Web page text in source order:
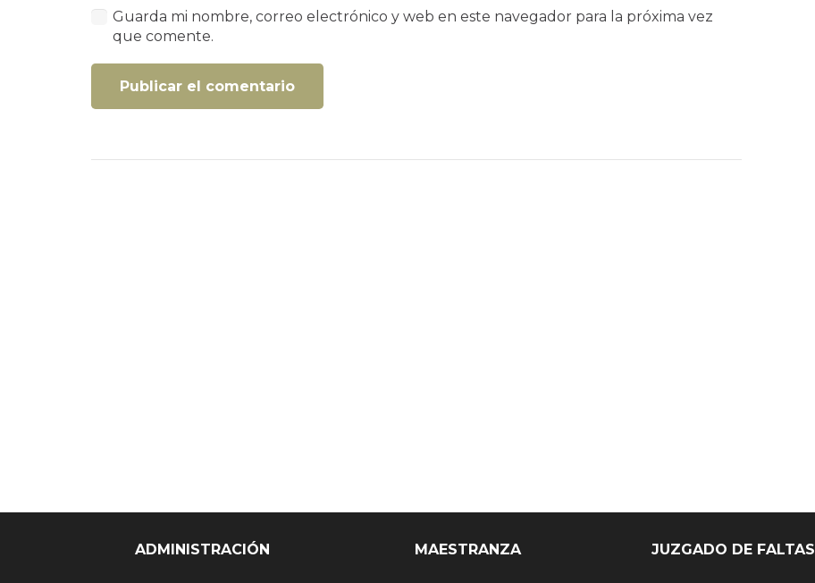
Guarda mi nombre, correo electrónico y web en este navegador para la próxima vez
que comente.
Publicar el comentario
ADMINISTRACIÓN MAESTRANZA JUZGADO DE FALTAS